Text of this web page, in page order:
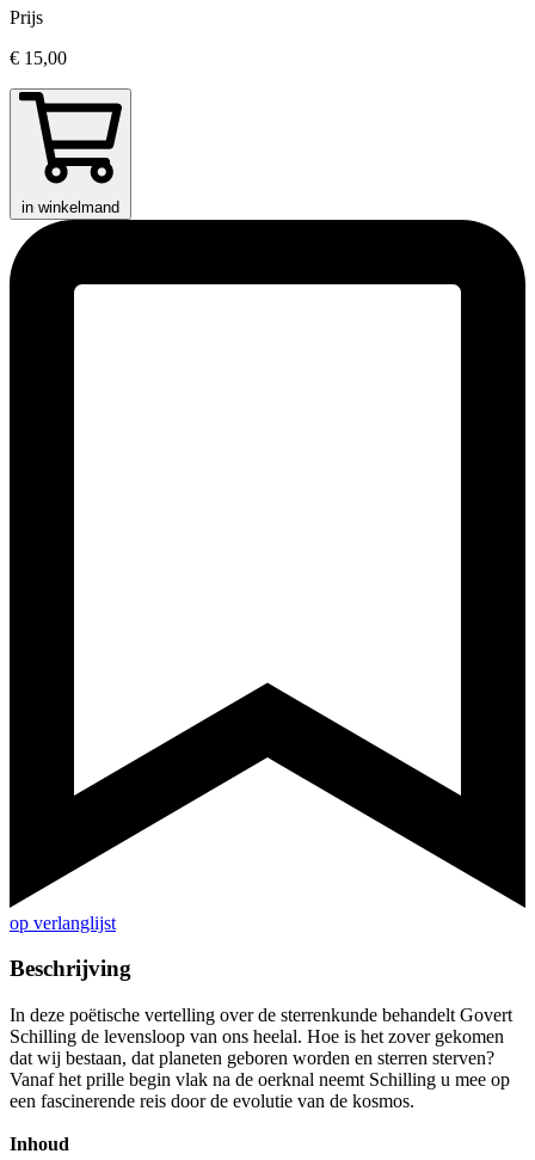
Prijs
€ 15,00
in winkelmand
op verlanglijst
Beschrijving
In deze poëtische vertelling over de sterrenkunde behandelt Govert
Schilling de levensloop van ons heelal. Hoe is het zover gekomen
dat wij bestaan, dat planeten geboren worden en sterren sterven?
Vanaf het prille begin vlak na de oerknal neemt Schilling u mee op
een fascinerende reis door de evolutie van de kosmos.
Inhoud